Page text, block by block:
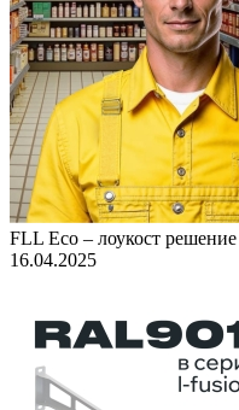
FLL Eco – лоукост
16.04.2025